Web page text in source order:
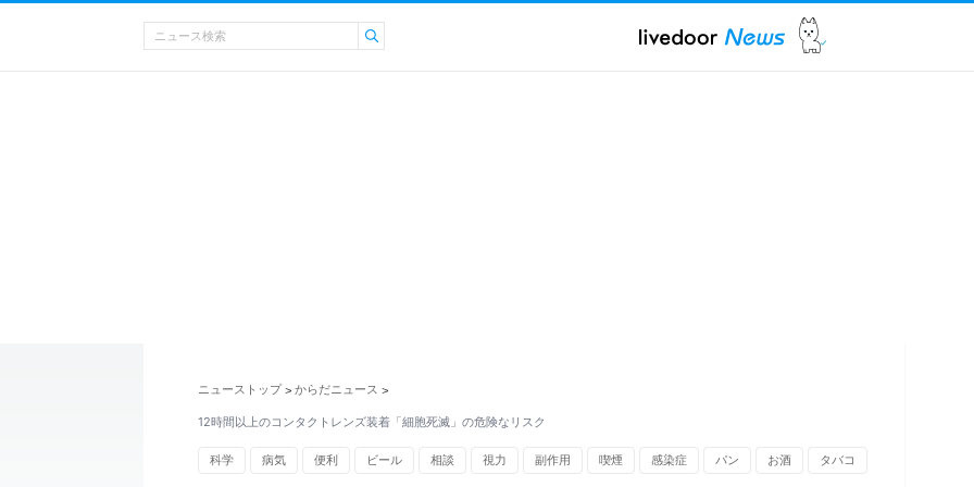
ニューストップ > からだニュース >
12時間以上のコンタクトレンズ装着「細胞死滅」の危険なリスク
科学 病気 便利 ビール 相談 視力 副作用 喫煙 感染症 パン お酒 タバコ